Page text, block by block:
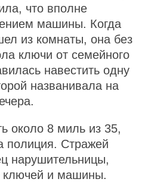
что вполне
машины. Когда
из комнаты, она без
ключи от семейного
навестить одну
названивала на
около 8 миль из 35,
полиция. Стражей
нарушительницы,
ключей и машины.